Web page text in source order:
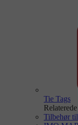
Tie Tags
Tilbehør